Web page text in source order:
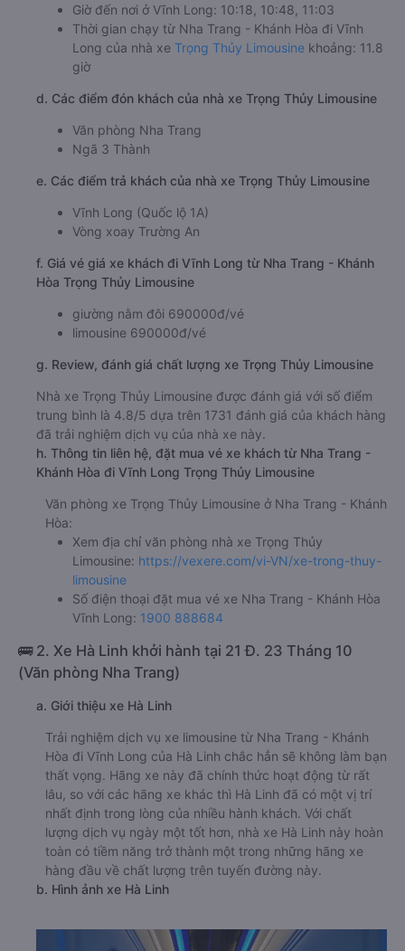
Giờ đến nơi ở Vĩnh Long: 10:18, 10:48, 11:03
Thời gian chạy từ Nha Trang - Khánh Hòa đi Vĩnh
Long của nhà xe Trọng Thủy Limousine khoảng: 11.8
giờ
d. Các điểm đón khách của nhà xe Trọng Thủy Limousine
Văn phòng Nha Trang
Ngã 3 Thành
e. Các điểm trả khách của nhà xe Trọng Thủy Limousine
Vĩnh Long (Quốc lộ 1A)
Vòng xoay Trường An
f. Giá vé giá xe khách đi Vĩnh Long từ Nha Trang - Khánh
Hòa Trọng Thủy Limousine
giường nằm đôi 690000đ/vé
limousine 690000đ/vé
g. Review, đánh giá chất lượng xe Trọng Thủy Limousine
Nhà xe Trọng Thủy Limousine được đánh giá với số điểm
trung bình là 4.8/5 dựa trên 1731 đánh giá của khách hàng
đã trải nghiệm dịch vụ của nhà xe này.
h. Thông tin liên hệ, đặt mua vé xe khách từ Nha Trang -
Khánh Hòa đi Vĩnh Long Trọng Thủy Limousine
Văn phòng xe Trọng Thủy Limousine ở Nha Trang - Khánh
Hòa:
Xem địa chỉ văn phòng nhà xe Trọng Thủy
Limousine: https://vexere.com/vi-VN/xe-trong-thuy-
limousine
Số điện thoại đặt mua vé xe Nha Trang - Khánh Hòa
Vĩnh Long: 1900 888684
🚌 2. Xe Hà Linh khởi hành tại 21 Đ. 23 Tháng 10
(Văn phòng Nha Trang)
a. Giới thiệu xe Hà Linh
Trải nghiệm dịch vụ xe limousine từ Nha Trang - Khánh
Hòa đi Vĩnh Long của Hà Linh chắc hẳn sẽ không làm bạn
thất vọng. Hãng xe này đã chính thức hoạt động từ rất
lâu, so với các hãng xe khác thì Hà Linh đã có một vị trí
nhất định trong lòng của nhiều hành khách. Với chất
lượng dịch vụ ngày một tốt hơn, nhà xe Hà Linh này hoàn
toàn có tiềm năng trở thành một trong những hãng xe
hàng đầu về chất lượng trên tuyến đường này.
b. Hình ảnh xe Hà Linh